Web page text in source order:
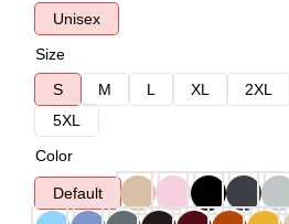
Unisex
Size
S
M L XL 2XL
5XL
Color
Default